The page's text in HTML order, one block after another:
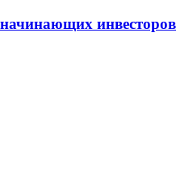
инвесторов